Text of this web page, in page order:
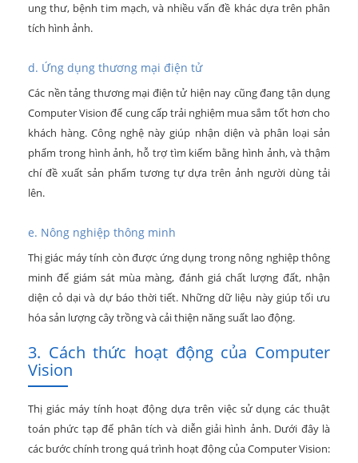
ung thư, bệnh tim mạch, và nhiều vấn đề khác dựa trên phân
tích hình ảnh.
d. Ứng dụng thương mại điện tử
Các nền tảng thương mại điện tử hiện nay cũng đang tận dụng
Computer Vision để cung cấp trải nghiệm mua sắm tốt hơn cho
khách hàng. Công nghệ này giúp nhận diện và phân loại sản
phẩm trong hình ảnh, hỗ trợ tìm kiếm bằng hình ảnh, và thậm
chí đề xuất sản phẩm tương tự dựa trên ảnh người dùng tải
lên.
e. Nông nghiệp thông minh
Thị giác máy tính còn được ứng dụng trong nông nghiệp thông
minh để giám sát mùa màng, đánh giá chất lượng đất, nhận
diện cỏ dại và dự báo thời tiết. Những dữ liệu này giúp tối ưu
hóa sản lượng cây trồng và cải thiện năng suất lao động.
3. Cách thức hoạt động của Computer
Vision
Thị giác máy tính hoạt động dựa trên việc sử dụng các thuật
toán phức tạp để phân tích và diễn giải hình ảnh. Dưới đây là
các bước chính trong quá trình hoạt động của Computer Vision: